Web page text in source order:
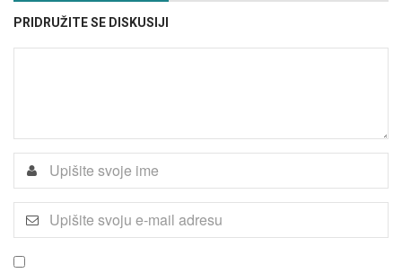
PRIDRUŽITE SE DISKUSIJI